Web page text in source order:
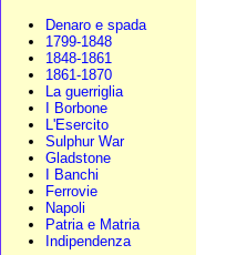
Denaro e spada
1799-1848
1848-1861
1861-1870
La guerriglia
I Borbone
L'Esercito
Sulphur War
Gladstone
I Banchi
Ferrovie
Napoli
Patria e Matria
Indipendenza